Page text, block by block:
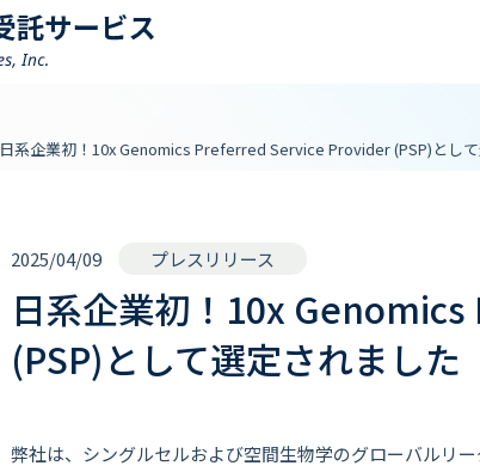
日系企業初！10x Genomics Preferred Service Provider (PSP)とし
2025/04/09 プレスリリース
日系企業初！10x
(PSP)として選定されました
弊社は、シングルセルおよび空間生物学のグローバルリ